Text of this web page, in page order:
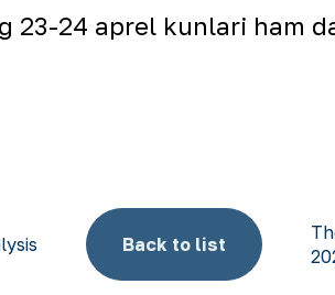
23-24 aprel kunlari ham
Back to list